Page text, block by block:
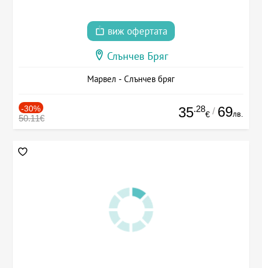
виж офертата
Слънчев Бряг
Марвел - Слънчев бряг
-30%
50.11€ 35.28
€ / 69лв.